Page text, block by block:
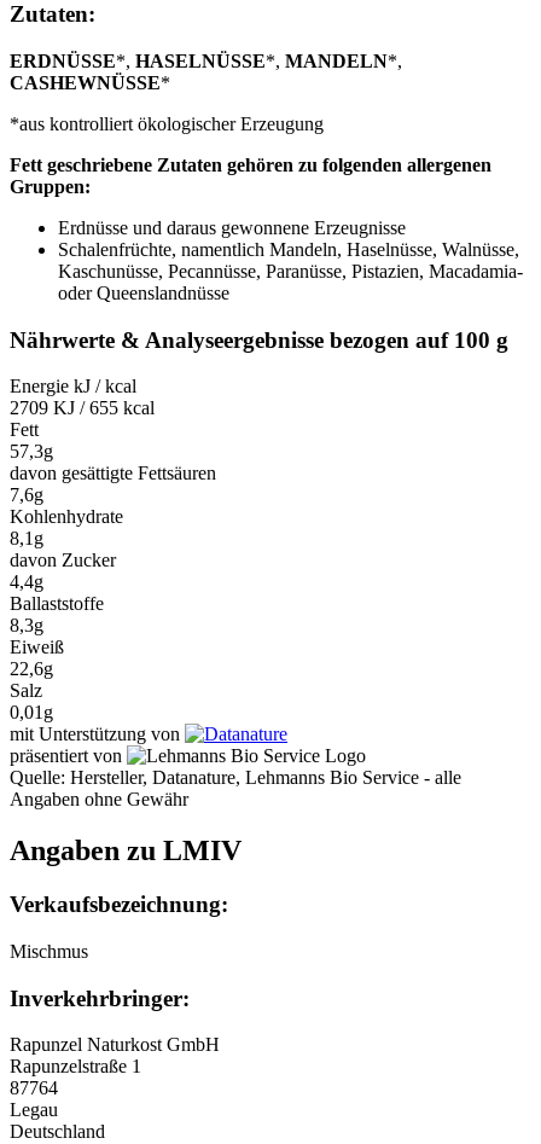
Zutaten:
ERDNÜSSE*, HASELNÜSSE*, MANDELN*,
CASHEWNÜSSE*
*aus kontrolliert ökologischer Erzeugung
Fett geschriebene Zutaten gehören zu folgenden allergenen
Gruppen:
Erdnüsse und daraus gewonnene Erzeugnisse
Schalenfrüchte, namentlich Mandeln, Haselnüsse, Walnüsse,
Kaschunüsse, Pecannüsse, Paranüsse, Pistazien, Macadamia-
oder Queenslandnüsse
Nährwerte & Analyseergebnisse bezogen auf 100 g
Energie kJ / kcal
2709 KJ / 655 kcal
Fett
57,3g
davon gesättigte Fettsäuren
7,6g
Kohlenhydrate
8,1g
davon Zucker
4,4g
Ballaststoffe
8,3g
Eiweiß
22,6g
Salz
0,01g
mit Unterstützung von
präsentiert von
Quelle: Hersteller, Datanature, Lehmanns Bio Service - alle
Angaben ohne Gewähr
Angaben zu LMIV
Verkaufsbezeichnung:
Mischmus
Inverkehrbringer:
Rapunzel Naturkost GmbH
Rapunzelstraße 1
87764
Legau
Deutschland